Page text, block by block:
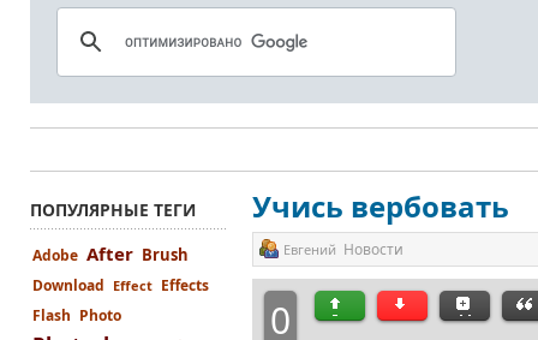
Учись вербовать
Евгений Новости
0
ПОПУЛЯРНЫЕ ТЕГИ
Adobe After Brush
Download Effect Effects
Flash Photo